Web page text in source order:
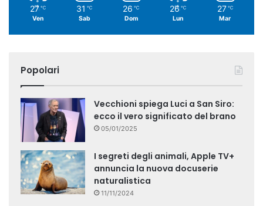
27 ℃
Ven
31 ℃
Sab
26 ℃
Dom
26 ℃
Lun
27 ℃
Mar
Popolari
Vecchioni spiega Luci a San Siro:
ecco il vero significato del brano
05/01/2025
I segreti degli animali, Apple TV+
annuncia la nuova docuserie
naturalistica
11/11/2024